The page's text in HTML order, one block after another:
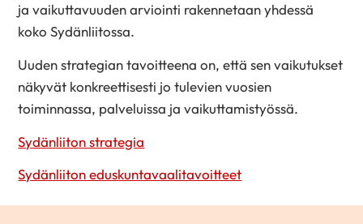
ja vaikuttavuuden arviointi rakennetaan yhdessä
koko Sydänliitossa.
Uuden strategian tavoitteena on, että sen vaikutukset
näkyvät konkreettisesti jo tulevien vuosien
toiminnassa, palveluissa ja vaikuttamistyössä.
Sydänliiton strategia
Sydänliiton eduskuntavaalitavoitteet